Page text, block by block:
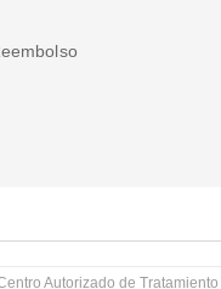
Autorizado de